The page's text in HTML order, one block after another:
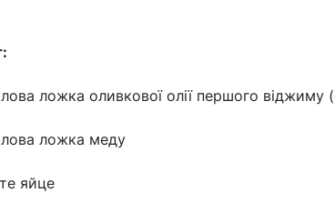
ложка оливкової олії першого віджиму
ложка меду
яйце